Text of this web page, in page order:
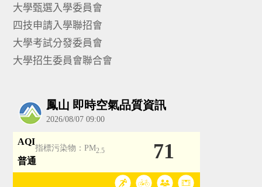
大學甄選入學委員會
四技申請入學聯招會
大學考試分發委員會
大學招生委員會聯合會